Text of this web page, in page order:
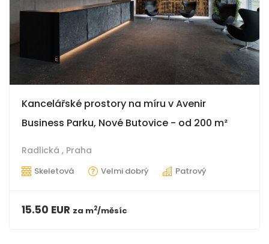
Kancelářské prostory na míru v Avenir
Business Parku, Nové Butovice - od 200 m²
Radlická , Praha
Skeletová Velmi dobrý Patrový
15.50 EUR za m2/měsíc